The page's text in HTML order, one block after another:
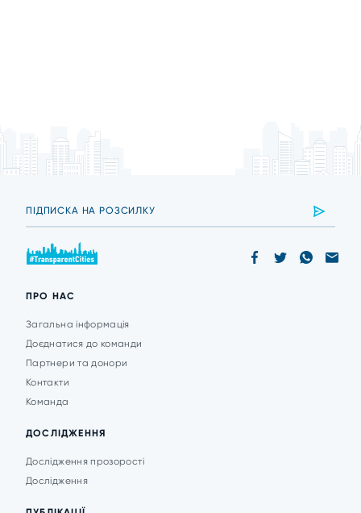
ПРО НАС
Загальна інформація
Доєднатися до команди
Партнери та донори
Контакти
Команда
ДОСЛІДЖЕННЯ
Дослідження прозорості
Дослідження